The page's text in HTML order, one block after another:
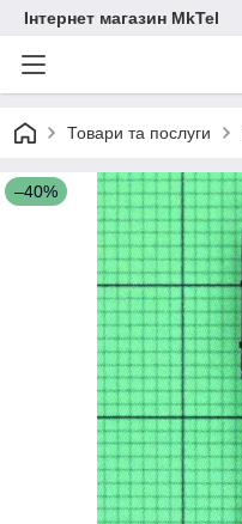
Інтернет магазин MkTel
Товари та послуги
–40%